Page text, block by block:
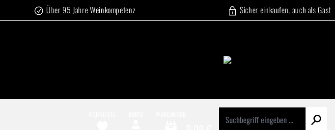
Über 95 Jahre Weinkompetenz Sicher einkaufen, auch als Gast